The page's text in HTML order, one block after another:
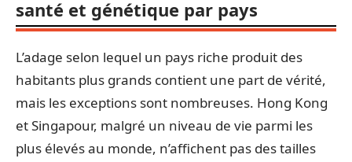
santé et génétique par pays
L’adage selon lequel un pays riche produit des
habitants plus grands contient une part de vérité,
mais les exceptions sont nombreuses. Hong Kong
et Singapour, malgré un niveau de vie parmi les
plus élevés au monde, n’affichent pas des tailles